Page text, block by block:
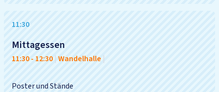
11:30
Mittagessen
11:30- 12:30 | Wandelhalle |
Poster und Stände